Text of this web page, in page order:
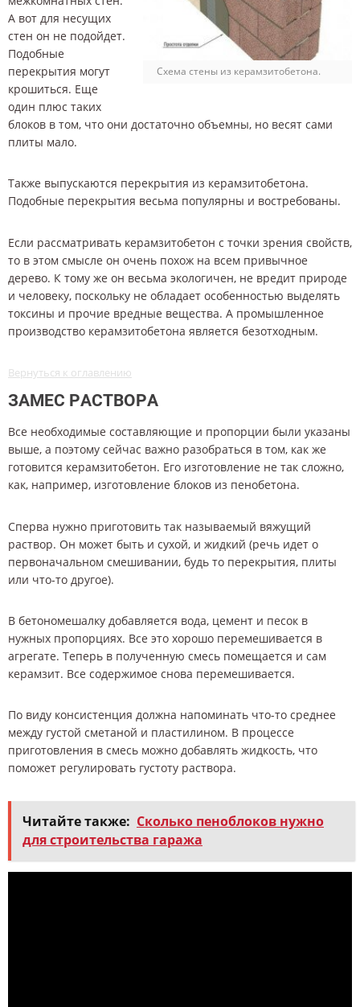
Схема стены из керамзитобетона.
А вот для несущих
стен он не подойдет.
Подобные
перекрытия могут
крошиться. Еще
один плюс таких
блоков в том, что они достаточно объемны, но весят сами
плиты мало.
Также выпускаются перекрытия из керамзитобетона.
Подобные перекрытия весьма популярны и востребованы.
Если рассматривать керамзитобетон с точки зрения свойств,
то в этом смысле он очень похож на всем привычное
дерево. К тому же он весьма экологичен, не вредит природе
и человеку, поскольку не обладает особенностью выделять
токсины и прочие вредные вещества. А промышленное
производство керамзитобетона является безотходным.
Вернуться к оглавлению
ЗАМЕС РАСТВОРА
Все необходимые составляющие и пропорции были указаны
выше, а поэтому сейчас важно разобраться в том, как же
готовится керамзитобетон. Его изготовление не так сложно,
как, например, изготовление блоков из пенобетона.
Сперва нужно приготовить так называемый вяжущий
раствор. Он может быть и сухой, и жидкий (речь идет о
первоначальном смешивании, будь то перекрытия, плиты
или что-то другое).
В бетономешалку добавляется вода, цемент и песок в
нужных пропорциях. Все это хорошо перемешивается в
агрегате. Теперь в полученную смесь помещается и сам
керамзит. Все содержимое снова перемешивается.
По виду консистенция должна напоминать что-то среднее
между густой сметаной и пластилином. В процессе
приготовления в смесь можно добавлять жидкость, что
поможет регулировать густоту раствора.
Читайте также: Сколько пеноблоков нужно
для строительства гаража